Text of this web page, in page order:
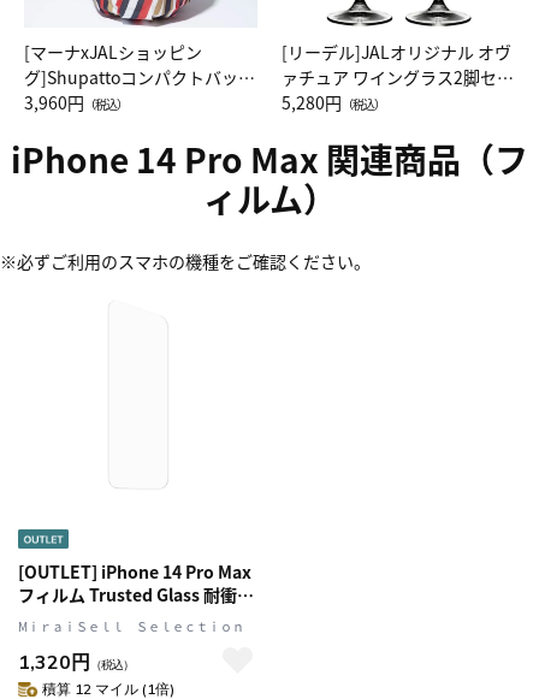
[マーナxJALショッピン
グ]Shupattoコンパクトバッグ
Drop JAL客室乗務員（LC）ス
3,960円 （税込）
[リーデル]JALオリジナル オヴ
ァチュア ワイングラス2脚セッ
ト（レッドワイン）
5,280円 （税込）
iPhone 14 Pro Max 関連商品（フ
ィルム）
※必ずご利用のスマホの機種をご確認ください。
[OUTLET] iPhone 14 Pro Max
フィルム Trusted Glass 耐衝撃
OtterBox オッターボックス
(77-88921)
MⅰｒａｉＳｅｌｌ Ｓｅｌｅｃｔｉｏｎ
1,320円 （税込）
積算 12 マイル (1倍)